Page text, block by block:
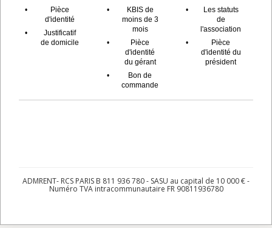
•
Pièce
d'identité
•
Justificatif
de domicile
•
KBIS de
moins de 3
mois
•
Pièce
d'identité
du gérant
•
Bon de
commande
•
Les statuts
de
l'association
•
Pièce
d'identité du
président
ADMRENT- RCS PARIS B 811 936 780 - SASU au capital de 10 000 € -
Numéro TVA intracommunautaire FR 90811936780